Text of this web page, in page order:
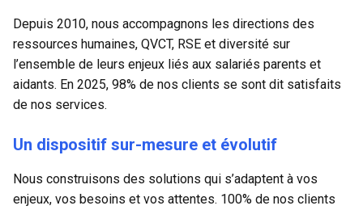
Depuis 2010, nous accompagnons les directions des
ressources humaines, QVCT, RSE et diversité sur
l’ensemble de leurs enjeux liés aux salariés parents et
aidants. En 2025, 98% de nos clients se sont dit satisfaits
de nos services.
Un dispositif sur-mesure et évolutif
Nous construisons des solutions qui s’adaptent à vos
enjeux, vos besoins et vos attentes. 100% de nos clients